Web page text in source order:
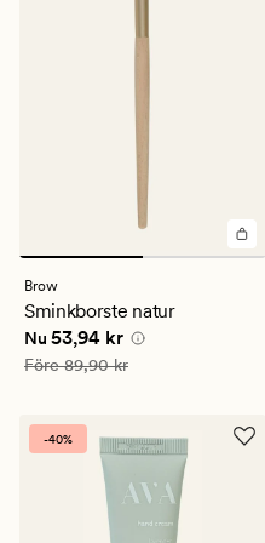
Brow
Sminkborste natur
Nuvarande pris
Nu 53,94 kr
Ordinarie pris
Före89,90 kr
-40%